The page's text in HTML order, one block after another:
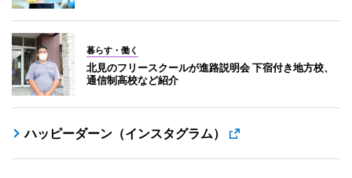
暮らす・働く
北見のフリースクールが進路説明会 下宿付き地方校、
通信制高校など紹介
ハッピーダーン（インスタグラム）